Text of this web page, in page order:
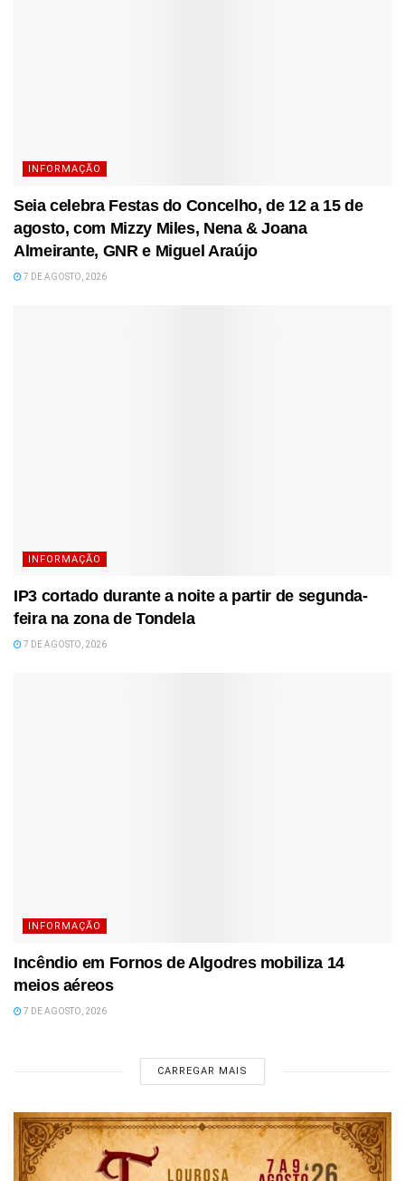
INFORMAÇÃO
Seia celebra Festas do Concelho, de 12 a 15 de
agosto, com Mizzy Miles, Nena & Joana
Almeirante, GNR e Miguel Araújo
7 DE AGOSTO, 2026
INFORMAÇÃO
IP3 cortado durante a noite a partir de segunda-
feira na zona de Tondela
7 DE AGOSTO, 2026
INFORMAÇÃO
Incêndio em Fornos de Algodres mobiliza 14
meios aéreos
7 DE AGOSTO, 2026
CARREGAR MAIS